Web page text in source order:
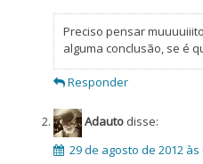
Preciso pensar
alguma conclusão, se é
Responder
Adauto disse:
29 de agosto de 2012 às